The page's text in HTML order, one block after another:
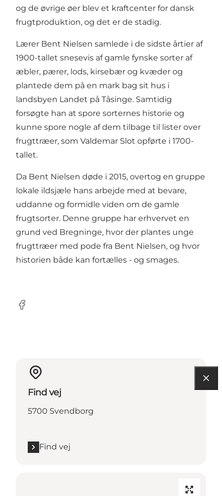
og de øvrige øer blev et kraftcenter for dansk
frugtproduktion, og det er de stadig.
Lærer Bent Nielsen samlede i de sidste årtier af
1900-tallet snesevis af gamle fynske sorter af
æbler, pærer, lods, kirsebær og kvæder og
plantede dem på en mark bag sit hus i
landsbyen Landet på Tåsinge. Samtidig
forsøgte han at spore sorternes historie og
kunne spore nogle af dem tilbage til lister over
frugttræer, som Valdemar Slot opførte i 1700-
tallet.
Da Bent Nielsen døde i 2015, overtog en gruppe
lokale ildsjæle hans arbejde med at bevare,
uddanne og formidle viden om de gamle
frugtsorter. Denne gruppe har erhvervet en
grund ved Bregninge, hvor der plantes unge
frugttræer med pode fra Bent Nielsen, og hvor
historien både kan fortælles - og smages.
Facebook
Find vej
5700 Svendborg
Find vej